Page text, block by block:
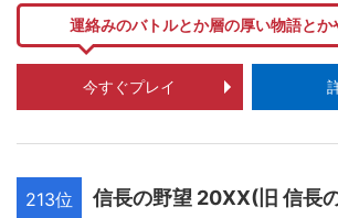
運絡みのバトルとか層の厚い物語とか
今すぐプレイ
213位 信長の野望 20XX(旧 信長